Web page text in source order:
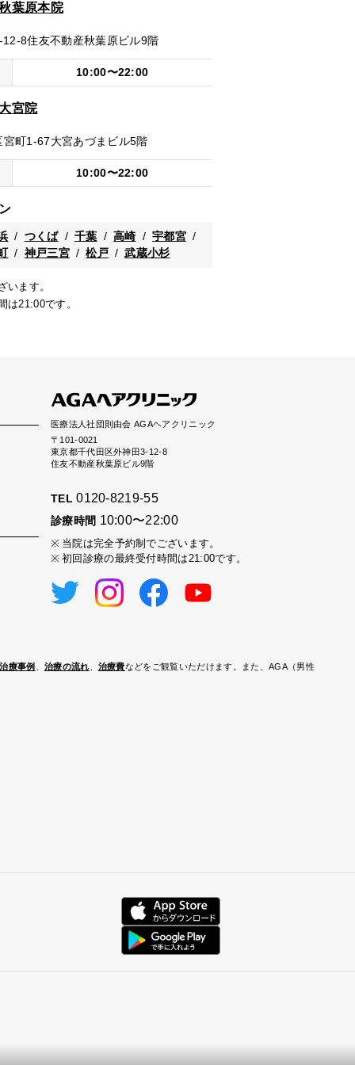
葉原本院
12-8住友不動産秋葉原ビル9階
10:00〜22:00
宮院
宮町1-67大宮あづまビル5階
10:00〜22:00
つくば 千葉 高崎
宇都宮
神戸三宮 松戸 武蔵小杉
います。
は21:00です。
医療法人社団則由会 AGAヘアクリニック
〒101-0021
東京都千代田区外神田3-12-8
住友不動産秋葉原ビル9階
TEL 0120-8219-55
診療時間 10:00〜22:00
当院は完全予約制でございます。
初回診療の最終受付時間は21:00です。
治療事例 治療の流れ 治療費などをご観覧いただけます。また、AGA（男性